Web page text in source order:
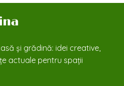
și grădină: idei creative,
actuale pentru spații